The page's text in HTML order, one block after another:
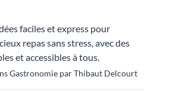
faciles et express pour
repas sans stress, avec des
et accessibles à tous.
Gastronomie par Thibaut Delcourt